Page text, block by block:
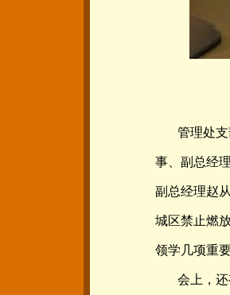
管理处
事、副总经
副总经理赵
城区禁止燃
领学几项重
会上，